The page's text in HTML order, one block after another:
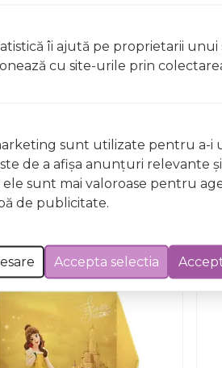
Nu există
îi ajută pe proprietarii
cu site-urile prin
sunt utilizate pentru a-i
de a afişa anunţuri relevante
ele sunt mai valoroase pentru
de publicitate.
Accepta selectia